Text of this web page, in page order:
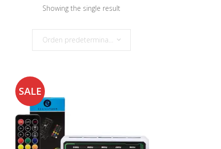
Showing the single result
Orden predeterminado
SALE